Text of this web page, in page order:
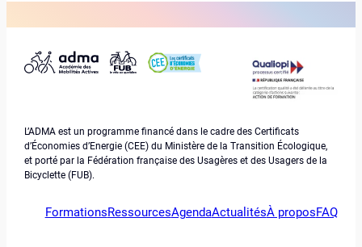
L’ADMA est un programme financé dans le cadre des Certificats
d’Économies d’Energie (CEE) du Ministère de la Transition Écologique,
et porté par la Fédération française des Usagères et des Usagers de la
Bicyclette (FUB).
FormationsRessourcesAgendaActualitésÀ proposFAQ